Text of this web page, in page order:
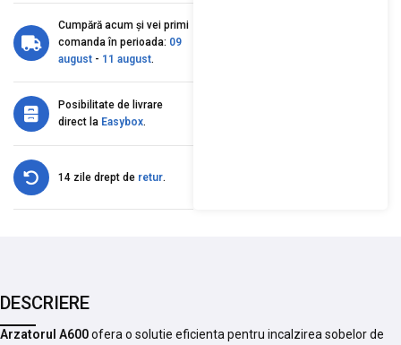
Cumpără acum și vei primi
comanda în perioada: 09
august - 11 august.
Posibilitate de livrare
direct la Easybox.
14 zile drept de retur.
DESCRIERE
Arzatorul A600ofera o solutie eficienta pentru incalzirea sobelor de